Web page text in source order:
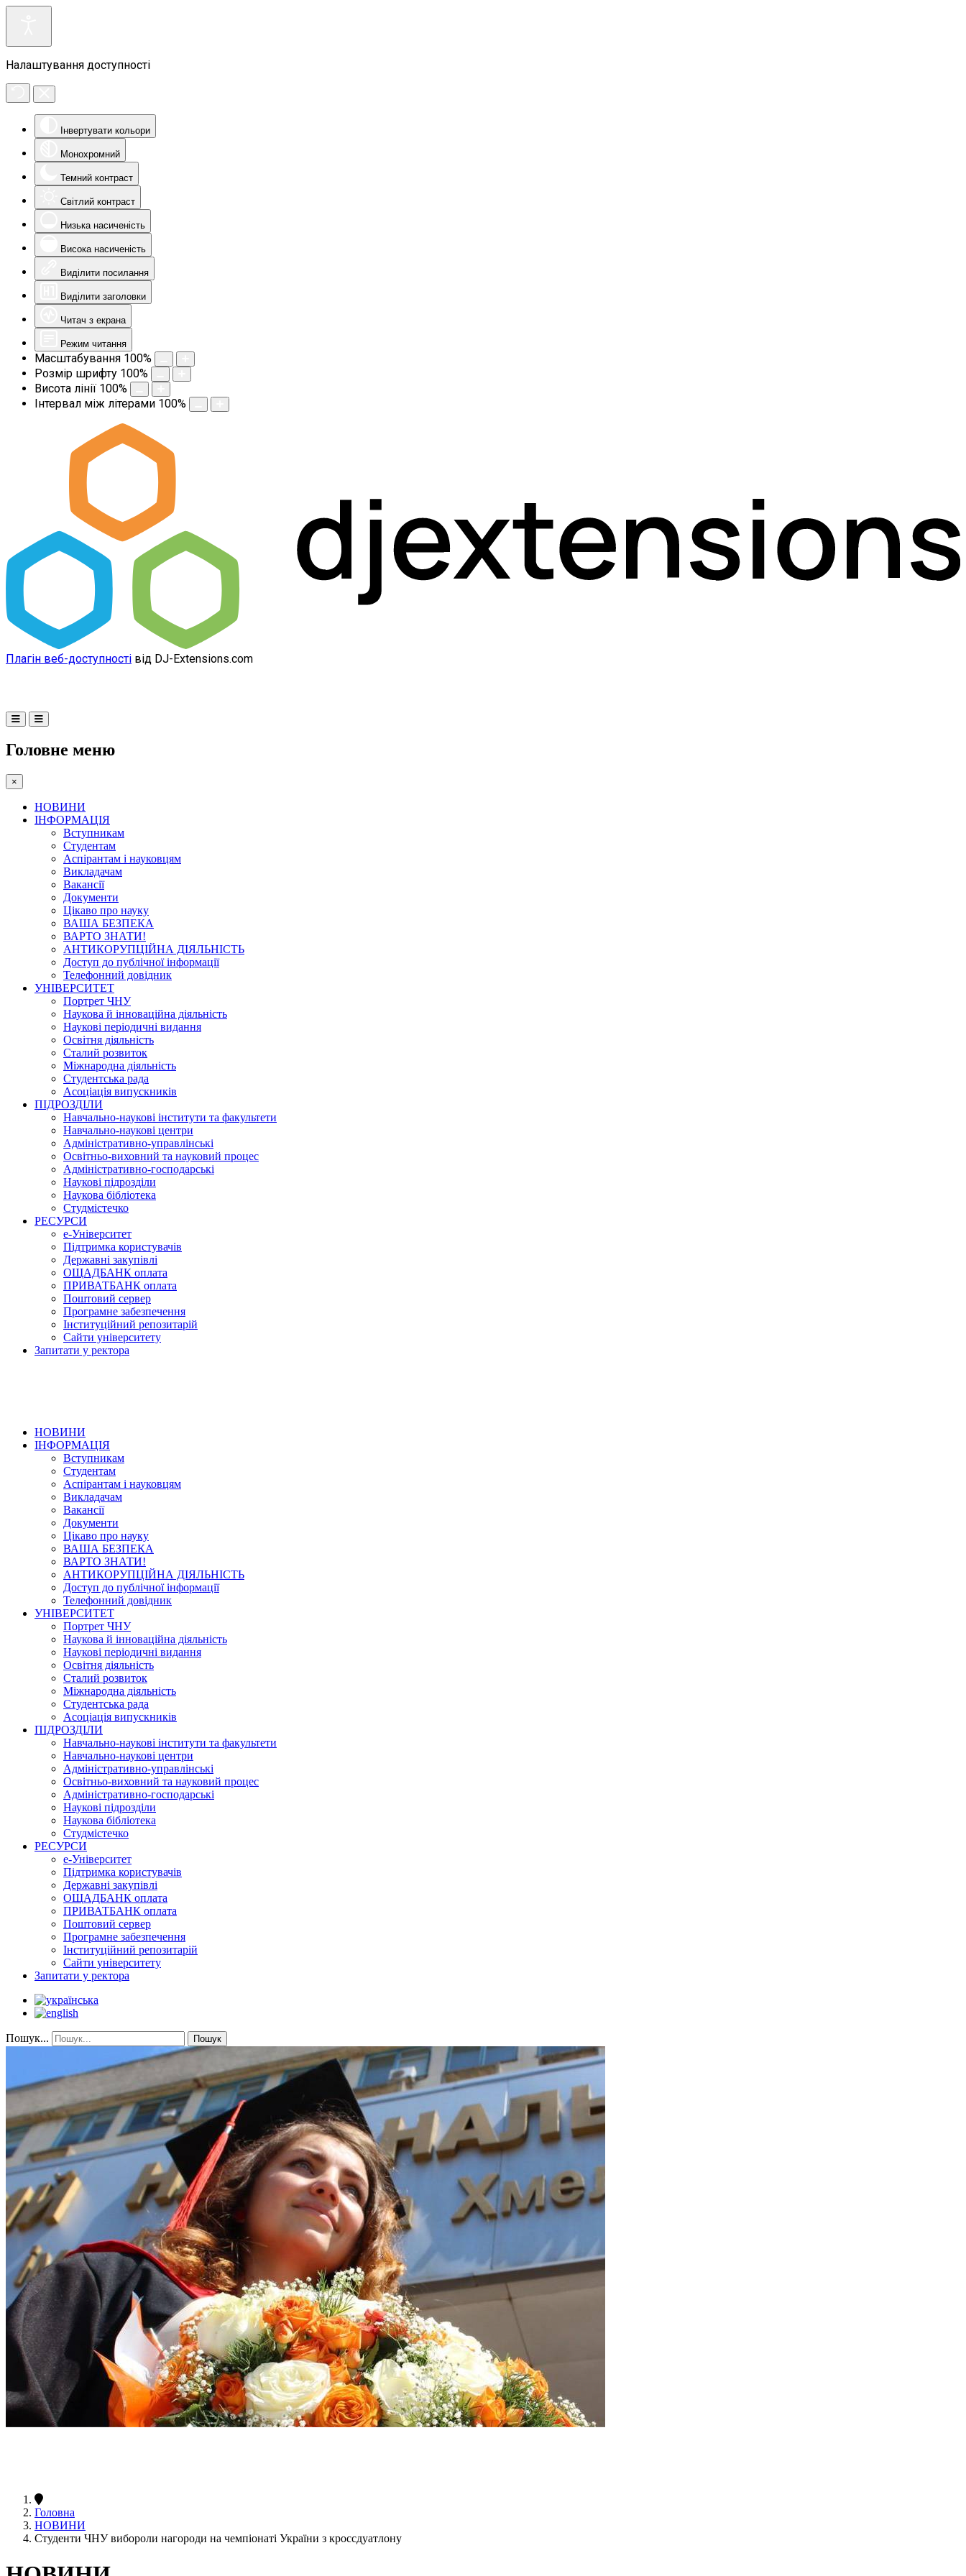
Налаштування доступності
Інвертувати кольори
Монохромний
Темний контраст
Світлий контраст
Низька насиченість
Висока насиченість
Виділити посилання
Виділити заголовки
Читач з екрана
Режим читання
Масштабування 100%
Розмір шрифту 100%
Висота лінії 100%
Інтервал між літерами 100%
Плагін веб-доступності від DJ-Extensions.com
Головне меню
×
НОВИНИ
ІНФОРМАЦІЯ
Вступникам
Студентам
Аспірантам і науковцям
Викладачам
Вакансії
Документи
Цікаво про науку
ВАША БЕЗПЕКА
ВАРТО ЗНАТИ!
АНТИКОРУПЦІЙНА ДІЯЛЬНІСТЬ
Доступ до публічної інформації
Телефонний довідник
УНІВЕРСИТЕТ
Портрет ЧНУ
Наукова й інноваційна діяльність
Наукові періодичні видання
Освітня діяльність
Сталий розвиток
Міжнародна діяльність
Студентська рада
Асоціація випускників
ПІДРОЗДІЛИ
Навчально-наукові інститути та факультети
Навчально-наукові центри
Адміністративно-управлінські
Освітньо-виховний та науковий процес
Адміністративно-господарські
Наукові підрозділи
Наукова бібліотека
Студмістечко
РЕСУРСИ
е-Університет
Підтримка користувачів
Державні закупівлі
ОЩАДБАНК оплата
ПРИВАТБАНК оплата
Поштовий сервер
Програмне забезпечення
Інституційний репозитарій
Сайти університету
Запитати у ректора
НОВИНИ
ІНФОРМАЦІЯ
Вступникам
Студентам
Аспірантам і науковцям
Викладачам
Вакансії
Документи
Цікаво про науку
ВАША БЕЗПЕКА
ВАРТО ЗНАТИ!
АНТИКОРУПЦІЙНА ДІЯЛЬНІСТЬ
Доступ до публічної інформації
Телефонний довідник
УНІВЕРСИТЕТ
Портрет ЧНУ
Наукова й інноваційна діяльність
Наукові періодичні видання
Освітня діяльність
Сталий розвиток
Міжнародна діяльність
Студентська рада
Асоціація випускників
ПІДРОЗДІЛИ
Навчально-наукові інститути та факультети
Навчально-наукові центри
Адміністративно-управлінські
Освітньо-виховний та науковий процес
Адміністративно-господарські
Наукові підрозділи
Наукова бібліотека
Студмістечко
РЕСУРСИ
е-Університет
Підтримка користувачів
Державні закупівлі
ОЩАДБАНК оплата
ПРИВАТБАНК оплата
Поштовий сервер
Програмне забезпечення
Інституційний репозитарій
Сайти університету
Запитати у ректора
Пошук... Пошук
Головна
НОВИНИ
Студенти ЧНУ вибороли нагороди на чемпіонаті України з кроссдуатлону